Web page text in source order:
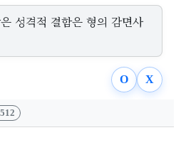
성격적 결함은 형의 감면사
O X